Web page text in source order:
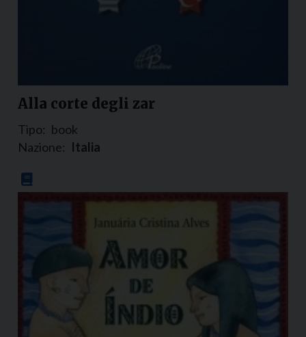
Alla corte degli zar
Tipo: book
Nazione: Italia